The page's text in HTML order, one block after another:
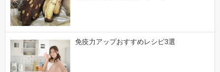
免疫力アップおすすめレシピ3選